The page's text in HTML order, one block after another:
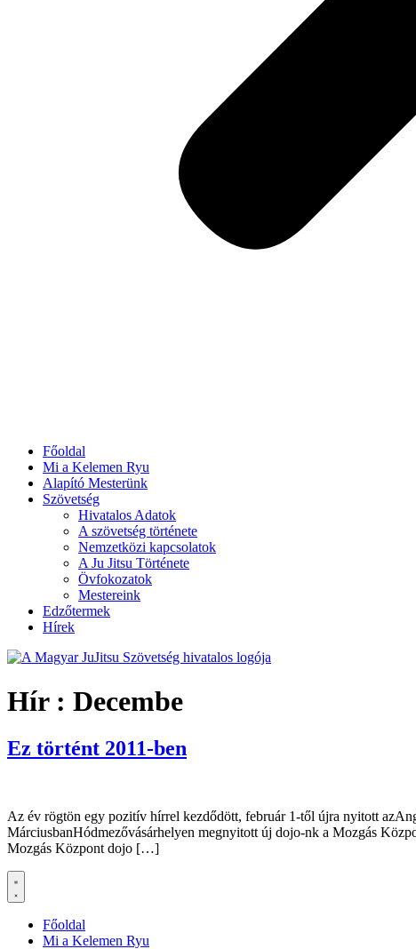
Főoldal
Mi a Kelemen Ryu
Alapító Mesterünk
Szövetség
Hivatalos Adatok
A szövetség története
Nemzetközi kapcsolatok
A Ju Jitsu Története
Övfokozatok
Mestereink
Edzőtermek
Hírek
Hír : Decembe
Ez történt 2011-ben
Az év rögtön egy pozitív hírrel kezdődött, február 1-től újra nyitott
MárciusbanHódmezővásárhelyen megnyitott új dojo-nk a Mozgás
Mozgás Központ dojo […]
Főoldal
Mi a Kelemen Ryu